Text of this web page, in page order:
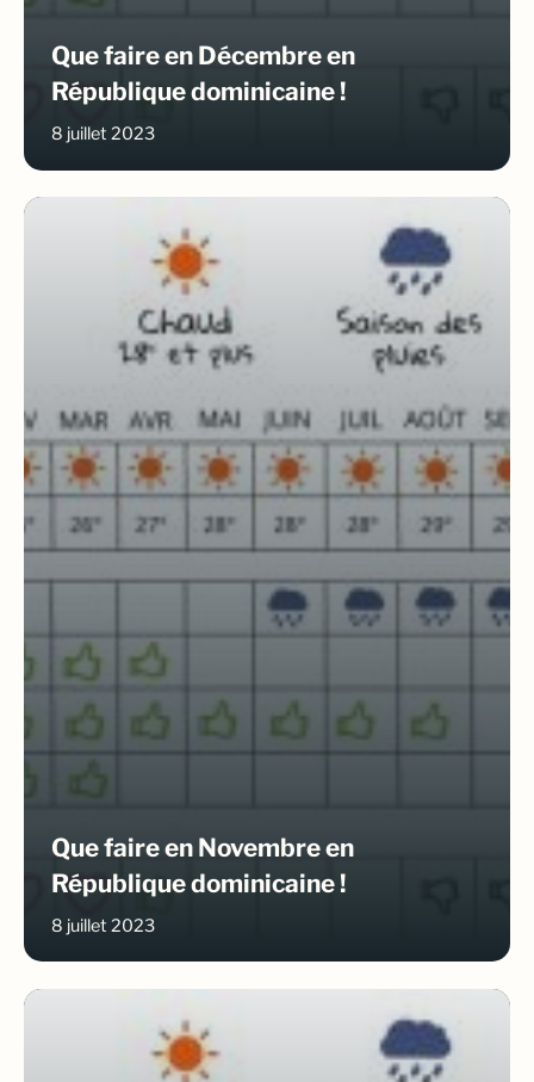
Que faire en Décembre en
République dominicaine !
8 juillet 2023
Que faire en Novembre en
République dominicaine !
8 juillet 2023